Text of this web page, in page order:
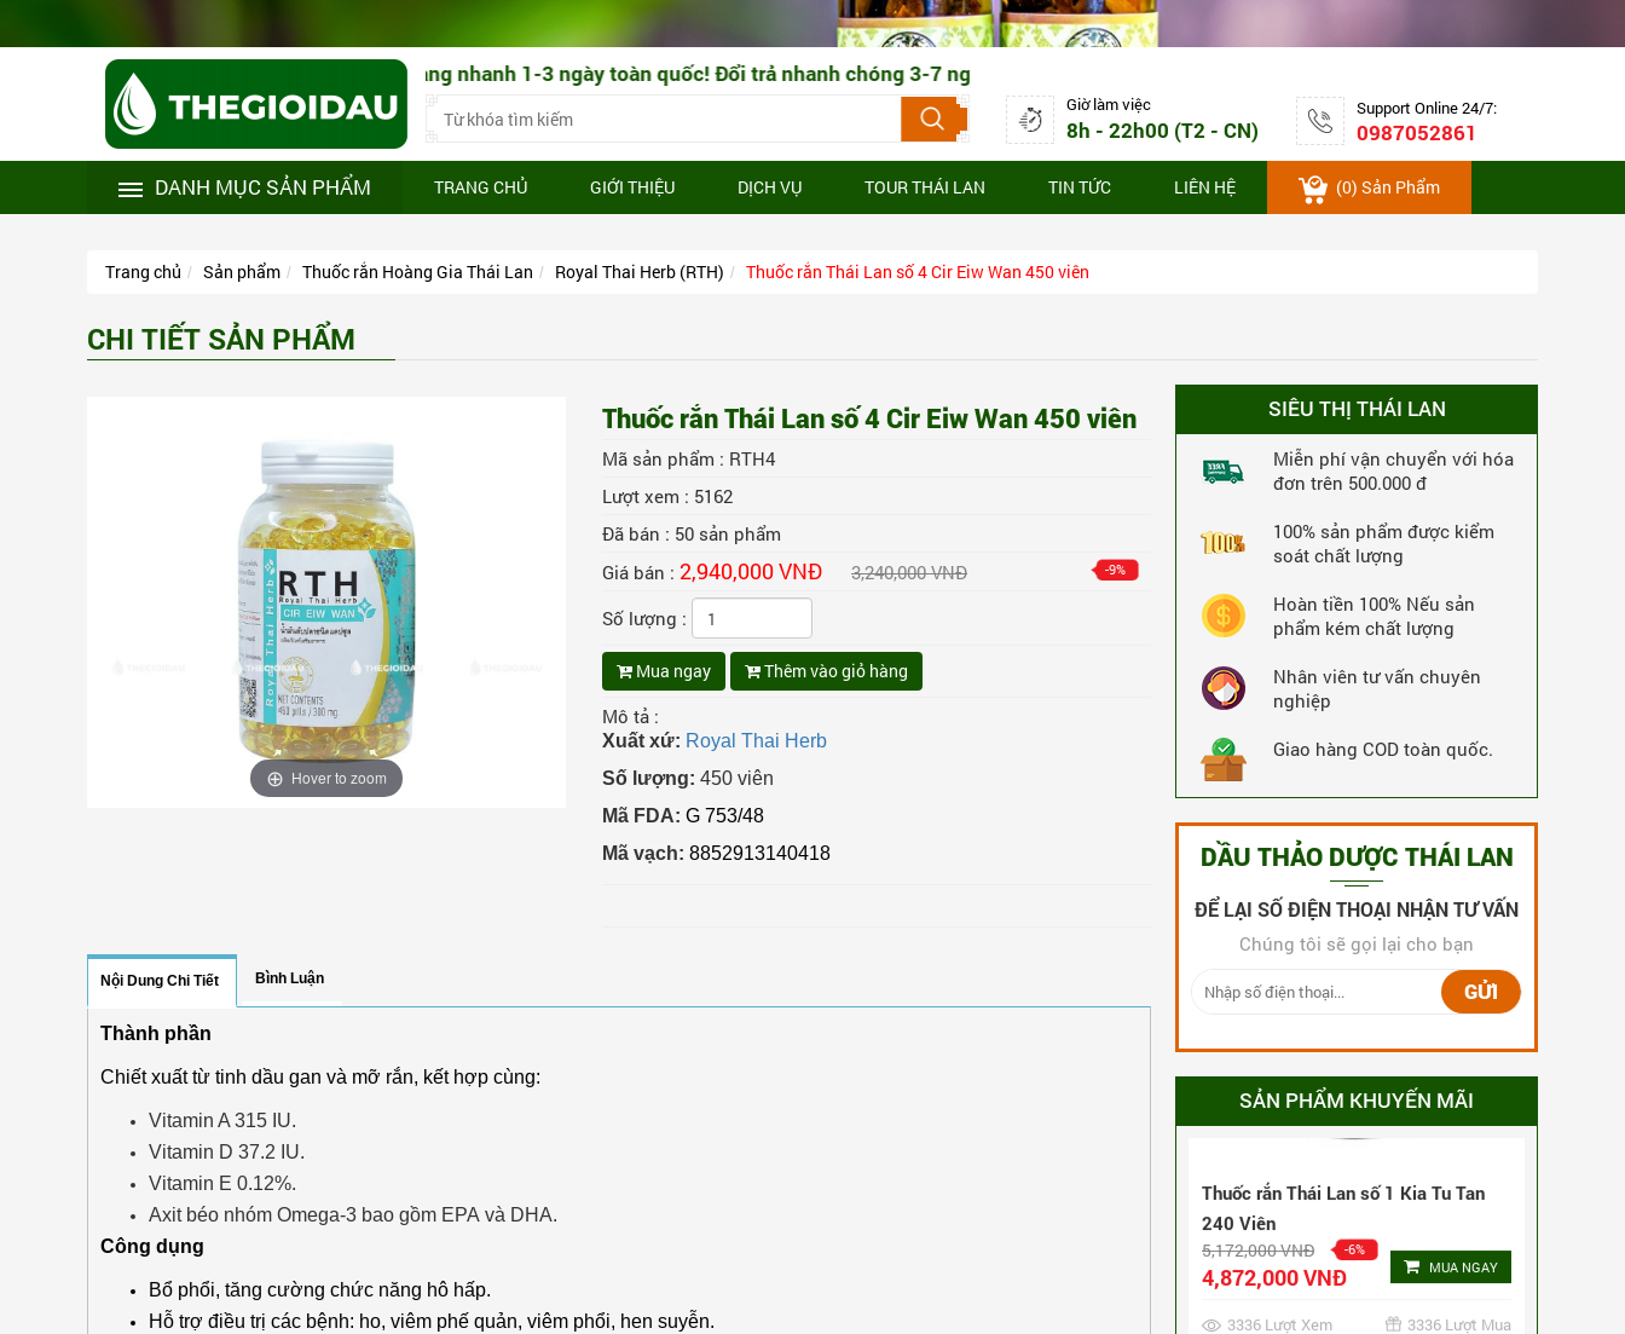
theo đúng nhu cầu! Giao hàng nhanh 1-3 ngày toàn quốc! Đổi trả nhanh chóng 3-7 ngày làm việc
Giờ làm việc
8h - 22h00 (T2 - CN)
Support Online 24/7:
0987052861
DANH MỤC SẢN PHẨM
TRANG CHỦ GIỚI THIỆU DỊCH VỤ TOUR THÁI LAN TIN TỨC LIÊN HỆ (0) Sản Phẩm
Trang chủ Sản phẩm Thuốc rắn Hoàng Gia Thái Lan Royal Thai Herb (RTH) Thuốc rắn Thái Lan số 4 Cir Eiw Wan 450 viên
CHI TIẾT SẢN PHẨM
Hover to zoom
Thuốc rắn Thái Lan số 4 Cir Eiw Wan 450 viên
Mã sản phẩm : RTH4
Lượt xem : 5162
Đã bán : 50 sản phẩm
Giá bán : 2,940,000 VNĐ 3,240,000 VNĐ -9%
Số lượng :
Mua ngay Thêm vào giỏ hàng
Mô tả :
Xuất xứ: Royal Thai Herb
Số lượng: 450 viên
Mã FDA: G 753/48
Mã vạch: 8852913140418
Nội Dung Chi Tiết Bình Luận
Thành phần
Chiết xuất từ tinh dầu gan và mỡ rắn, kết hợp cùng:
Vitamin A 315 IU.
Vitamin D 37.2 IU.
Vitamin E 0.12%.
Axit béo nhóm Omega-3 bao gồm EPA và DHA.
Công dụng
Bổ phổi, tăng cường chức năng hô hấp.
Hỗ trợ điều trị các bệnh: ho, viêm phế quản, viêm phổi, hen suyễn.
SIÊU THỊ THÁI LAN
Miễn phí vận chuyển với hóa
đơn trên 500.000 đ
100% sản phẩm được kiểm
soát chất lượng
Hoàn tiền 100% Nếu sản
phẩm kém chất lượng
Nhân viên tư vấn chuyên
nghiệp
Giao hàng COD toàn quốc.
DẦU THẢO DƯỢC THÁI LAN
ĐỂ LẠI SỐ ĐIỆN THOẠI NHẬN TƯ VẤN
Chúng tôi sẽ gọi lại cho bạn
GỬI
SẢN PHẨM KHUYẾN MÃI
4,872,000 VNĐ
Thuốc rắn số 1 giải độc gan, đặc trị trĩ
Kia Tu Tan hộp 160 viên
3,360,000 VNĐ MUA NGAY
Thuốc rắn Thái Lan số 1 Kia Tu Tan
240 Viên
5,172,000 VNĐ
3336 Lượt Xem 3336 Lượt Mua